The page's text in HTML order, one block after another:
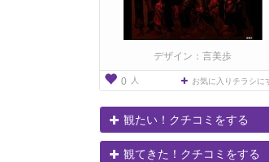
デザイン：言美歩
0 人 お気に入りチラシに
観たい！クチコミをする
観てきた！クチコミをする